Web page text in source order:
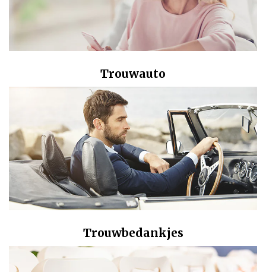
Trouwauto
Trouwbedankjes